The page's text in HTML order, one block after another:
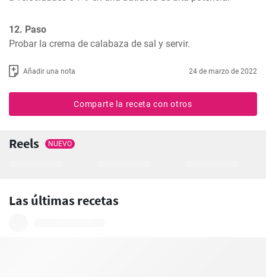
12. Paso
Probar la crema de calabaza de sal y servir.
Añadir una nota 24 de marzo de 2022
Comparte la receta con otros
Reels NUEVO
Las últimas recetas